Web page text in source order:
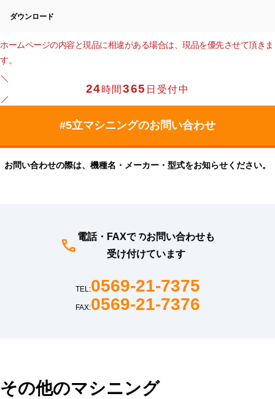
ダウンロード
ホームページの内容と現品に相違がある場合は、現品を優先させて頂きま
す。
24時間365 日受付中
お問い合わせの際は、機種名・メーカー・型式をお知らせください。
電話・FAXでのお問い合わせも
受け付けています
TEL:0569-21-7375
FAX:0569-21-7376
その他のマシニング